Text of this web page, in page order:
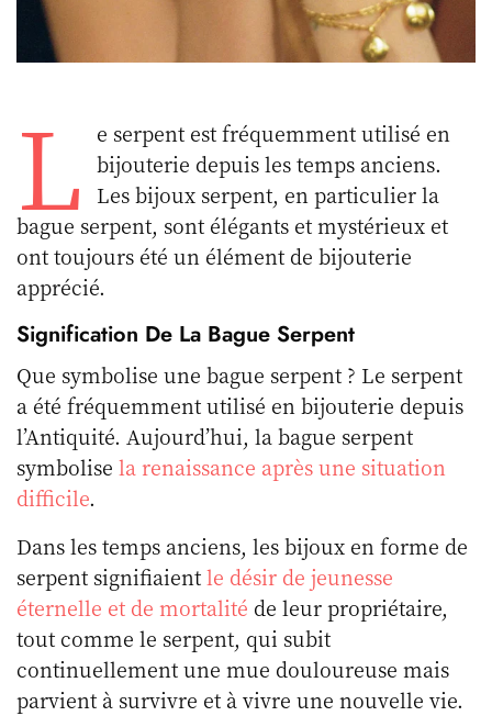
L
e serpent est fréquemment utilisé en
bijouterie depuis les temps anciens.
Les bijoux serpent, en particulier la
bague serpent, sont élégants et mystérieux et
ont toujours été un élément de bijouterie
apprécié.
Signification De La Bague Serpent
Que symbolise une bague serpent ? Le serpent
a été fréquemment utilisé en bijouterie depuis
l’Antiquité. Aujourd’hui, la bague serpent
symbolisela renaissance après une situation
difficile.
Dans les temps anciens, les bijoux en forme de
serpent signifiaientle désir de jeunesse
éternelle et de mortalité de leur propriétaire,
tout comme le serpent, qui subit
continuellement une mue douloureuse mais
parvient à survivre et à vivre une nouvelle vie.